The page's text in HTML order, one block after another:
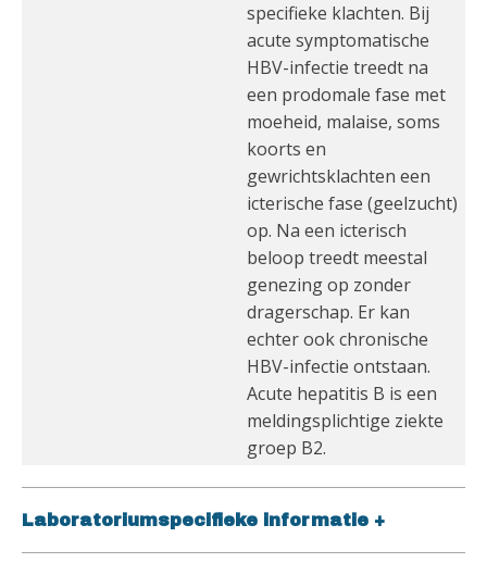
specifieke klachten. Bij
acute symptomatische
HBV-infectie treedt na
een prodomale fase met
moeheid, malaise, soms
koorts en
gewrichtsklachten een
icterische fase (geelzucht)
op. Na een icterisch
beloop treedt meestal
genezing op zonder
dragerschap. Er kan
echter ook chronische
HBV-infectie ontstaan.
Acute hepatitis B is een
meldingsplichtige ziekte
groep B2.
Laboratoriumspecifieke informatie +